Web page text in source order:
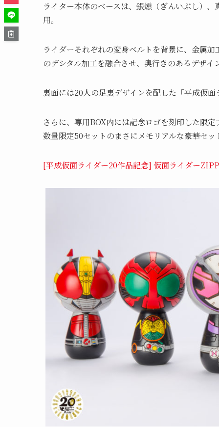
ライター本体のベースは、銀燻（ぎんいぶし）
用。
ライダーそれぞれの変身ベルトを背景に、金属
のデシタル加工を融合させ、奥行きのあるデザイ
裏面には20人の足裏デザインを配した「平成仮
さらに、専用BOX内には記念ロゴを刻印した限定
数量限定50セットのまさにメモリアルな豪華セッ
[平成仮面ライダー20作品記念] 仮面ライダー